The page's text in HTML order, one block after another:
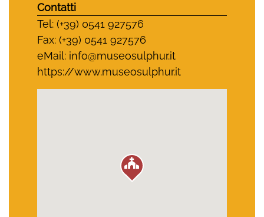
Contatti
Tel: (+39) 0541 927576
Fax: (+39) 0541 927576
eMail: info@museosulphur.it
https://www.museosulphur.it